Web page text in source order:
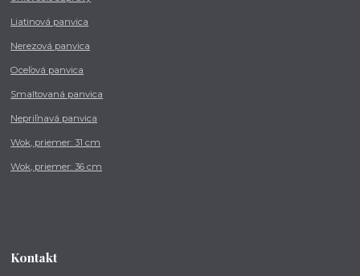
Liatinová panvica
Nerezová panvica
Oceľová panvica
Smaltovaná panvica
Nepriľnavá panvica
Wok, priemer: 31 cm
Wok, priemer: 36 cm
Kontakt